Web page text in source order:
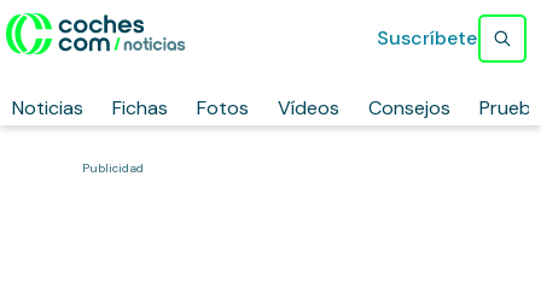
Noticias Fichas Fotos Vídeos Consejos
Suscríbete
Publicidad